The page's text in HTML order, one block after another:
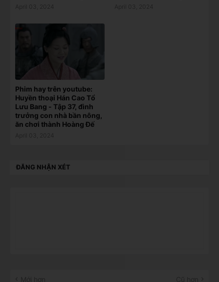
Phim hay trên youtube:
Huyền thoại Hán Cao Tổ
Lưu Bang - Tập 37, đình
trưởng con nhà bần nông,
ăn chơi thành Hoàng Đế
ĐĂNG NHẬN XÉT